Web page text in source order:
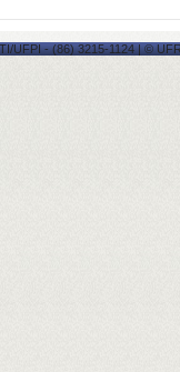
UFPI - (86) 3215-1124 | ©